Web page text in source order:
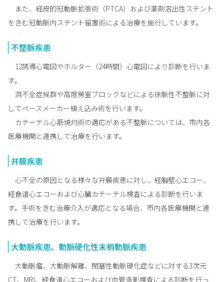
また、経皮的冠動脈拡張術（PTCA）および薬剤溶出性ステント
を含む冠動脈内ステント留置術による治療を施行しています。
不整脈疾患
12誘導心電図やホルター（24時間）心電図により診断を行いま
す。
洞不全症候群や高度房室ブロックなどによる徐脈性不整脈に対
してペースメーカー植え込み術を行います。
カテーテル心筋焼灼術の適応がある不整脈については、市内各
医療機関と連携して治療を行います。
弁膜疾患
心不全の原因となる様々な弁膜疾患に対し、経胸壁心エコー、
経食道心エコーおよび心臓カテーテル検査による診断を行いま
す。手術を含む治療介入が適応となる場合、市内各医療機関と連
携して治療を行います。
大動脈疾患、動脈硬化性末梢動脈疾患
大動脈瘤、大動脈解離、閉塞性動脈硬化症などに対する3次元
CT、MRI、経食道心エコーおよび血管造影検査による診断を行っ